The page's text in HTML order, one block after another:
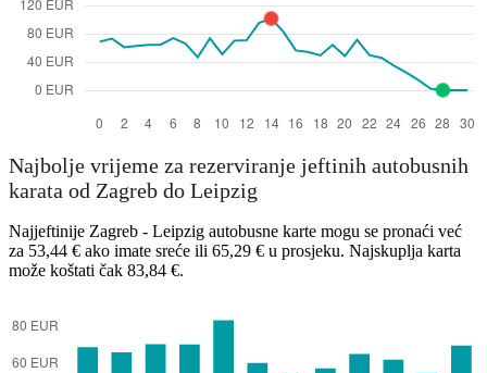
Najbolje vrijeme za rezerviranje jeftinih autobusnih
karata od Zagreb do Leipzig
Najjeftinije Zagreb - Leipzig autobusne karte mogu se pronaći već
za 53,44 € ako imate sreće ili 65,29 € u prosjeku. Najskuplja karta
može koštati čak 83,84 €.